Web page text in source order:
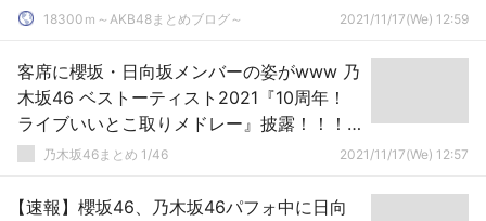
18300ｍ～AKB48まとめブログ～ 2021/11/17(We) 12:59
客席に櫻坂・日向坂メンバーの姿がwww 乃
木坂46 ベストーティスト2021『10周年！
ライブいいとこ取りメドレー』披露！！！
キャプチャまとめ！！！
乃木坂46まとめ 1/46 2021/11/17(We) 12:57
【速報】櫻坂46、乃木坂46パフォ中に日向